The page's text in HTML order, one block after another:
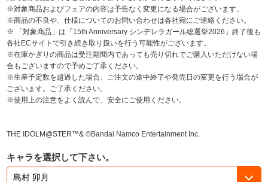
※対象商品およびフェアの内容は予告なく変更になる場合がございます。
※商品の不良や、仕様についてのお問い合わせは各社宛にご連絡ください。
※ 「対象商品」は「15th Anniversary シンデレラガール総選挙2026」終了後も
各社ECサイトで引き続き取り扱いを行う可能性がございます。
※在庫かぎりの商品は受注期間内であっても売り切れでご購入いただけない場
合もございますので予めご了承ください。
※生産予定数を超過した場合、ご注文の途中終了や発売日の変更を行う場合が
ございます。ご了承ください。
※使用上の注意をよく読んで、安全にご使用ください。
THE IDOLM@STER™& ©Bandai Namco Entertainment Inc.
キャラを選択して下さい。